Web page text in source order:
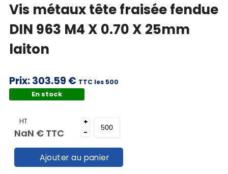
Contact
Vis métaux tête fraisée fendue
DIN 963 M4 X 0.70 X 25mm
laiton
Prix:303.59 € TTC les 500
En stock
HT
NaN € TTC
+
-
Ajouter au panier